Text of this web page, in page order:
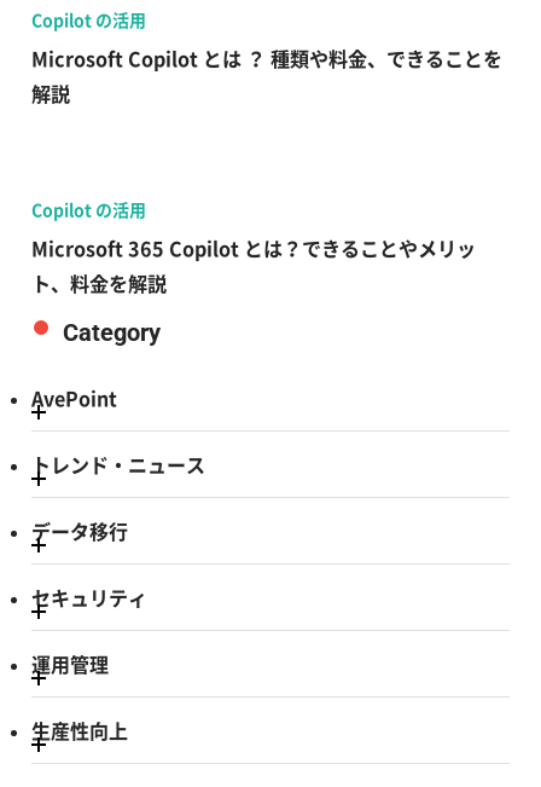
Copilot の活用
Microsoft Copilot とは ？ 種類や料金、できることを
解説
Copilot の活用
Microsoft 365 Copilot とは？できることやメリッ
ト、料金を解説
Category
AvePoint
トレンド・ニュース
データ移行
セキュリティ
運用管理
生産性向上